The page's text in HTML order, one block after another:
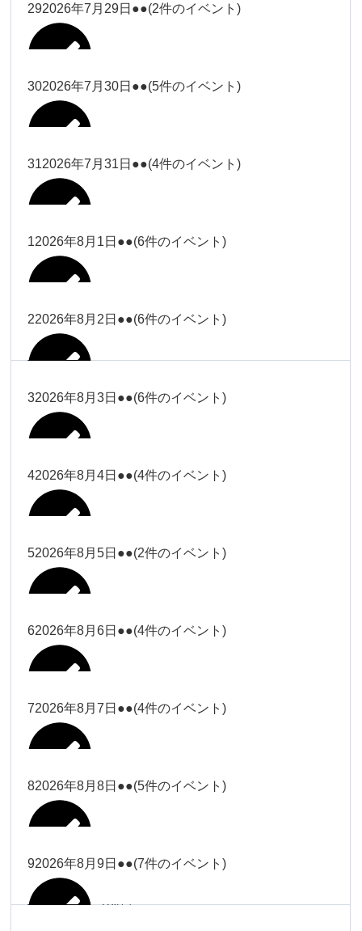
大西
小林
Close Close
小林
2026年7月27日
松本（9時
Close
松本（9時ー18時）
2026年7月27日
関谷（17-
Close
関谷（17-19時）
2026年7月27日
院長
院長
冨田（17
時）
Close Close
2026年7月28日
塩川
Close Close
塩川
2026年7月28日
大西（9時
ー18時）
大西（9時ー18時）
小林
Close
2026年7月28日
292026年7月29日 ●●(2件のイベント)
冨田
冨田
塩川
Close Close
塩川
2026年7月29日
302026年7月30日 ●●(5件のイベント)
冨田
冨田
塩川（9時
ー18時）
Close Close
塩川（9時ー18時）
2026年7月30日
Close
武井
2026年7月30日
関谷（17-
Close
関谷（17-19時）
312026年7月31日 ●●(4件のイベント)
塩川
塩川
松本（9時
ー18時）
Close Close
松本（9時ー18時）
2026年7月31日
Close
武井
2026年7月31日
関谷（17-
12026年8月1日 ●●(6件のイベント)
塩川（9時
Close Close
塩川（9時ー18時）
2026年8月1日
大西
Close Close
2026年8月1日
Close
小林
2026年8月1日
22026年8月2日 ●●(6件のイベント)
大西
大西
Close Close
小林
2026年8月2日
松本
松本
32026年8月3日 ●●(6件のイベント)
大西
大西
小林
Close Close
小林
2026年8月3日
松本（9時
42026年8月4日 ●●(4件のイベント)
冨田（17
時）
Close Close
2026年8月4日
大西（9時
ー18時）
Close Close
大西（9時ー18時）
52026年8月5日 ●●(2件のイベント)
冨田
冨田
塩川
Close Close
塩川
62026年8月6日 ●●(4件のイベント)
冨田
冨田
72026年8月7日 ●●(4件のイベント)
大西
大西
82026年8月8日 ●●(5件のイベント)
大西（9時
92026年8月9日 ●●(7件のイベント)